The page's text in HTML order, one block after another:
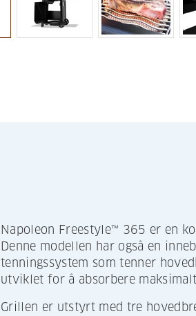
Napoleon Freestyle™ 365 er en
Denne modellen har også en
tenningssystem som tenner
utviklet for å absorbere
Grillen er utstyrt med tre